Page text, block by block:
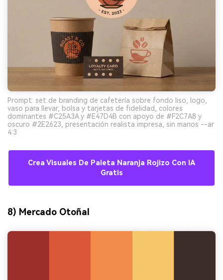
Prompt: set de branding de cafetería sobre fondo liso, logo,
vaso para llevar, bolsa y tarjetas de fidelidad, colores
dominantes #C25A3A y #E47D4B con apoyo de #F2C7A8 y
oscuro #2E2623, presentación realista impresa, sin manos --ar
4:3
Crea Visuales De Paleta Naranja Rojizo Con IA
Gratis
8) Mercado Otoñal